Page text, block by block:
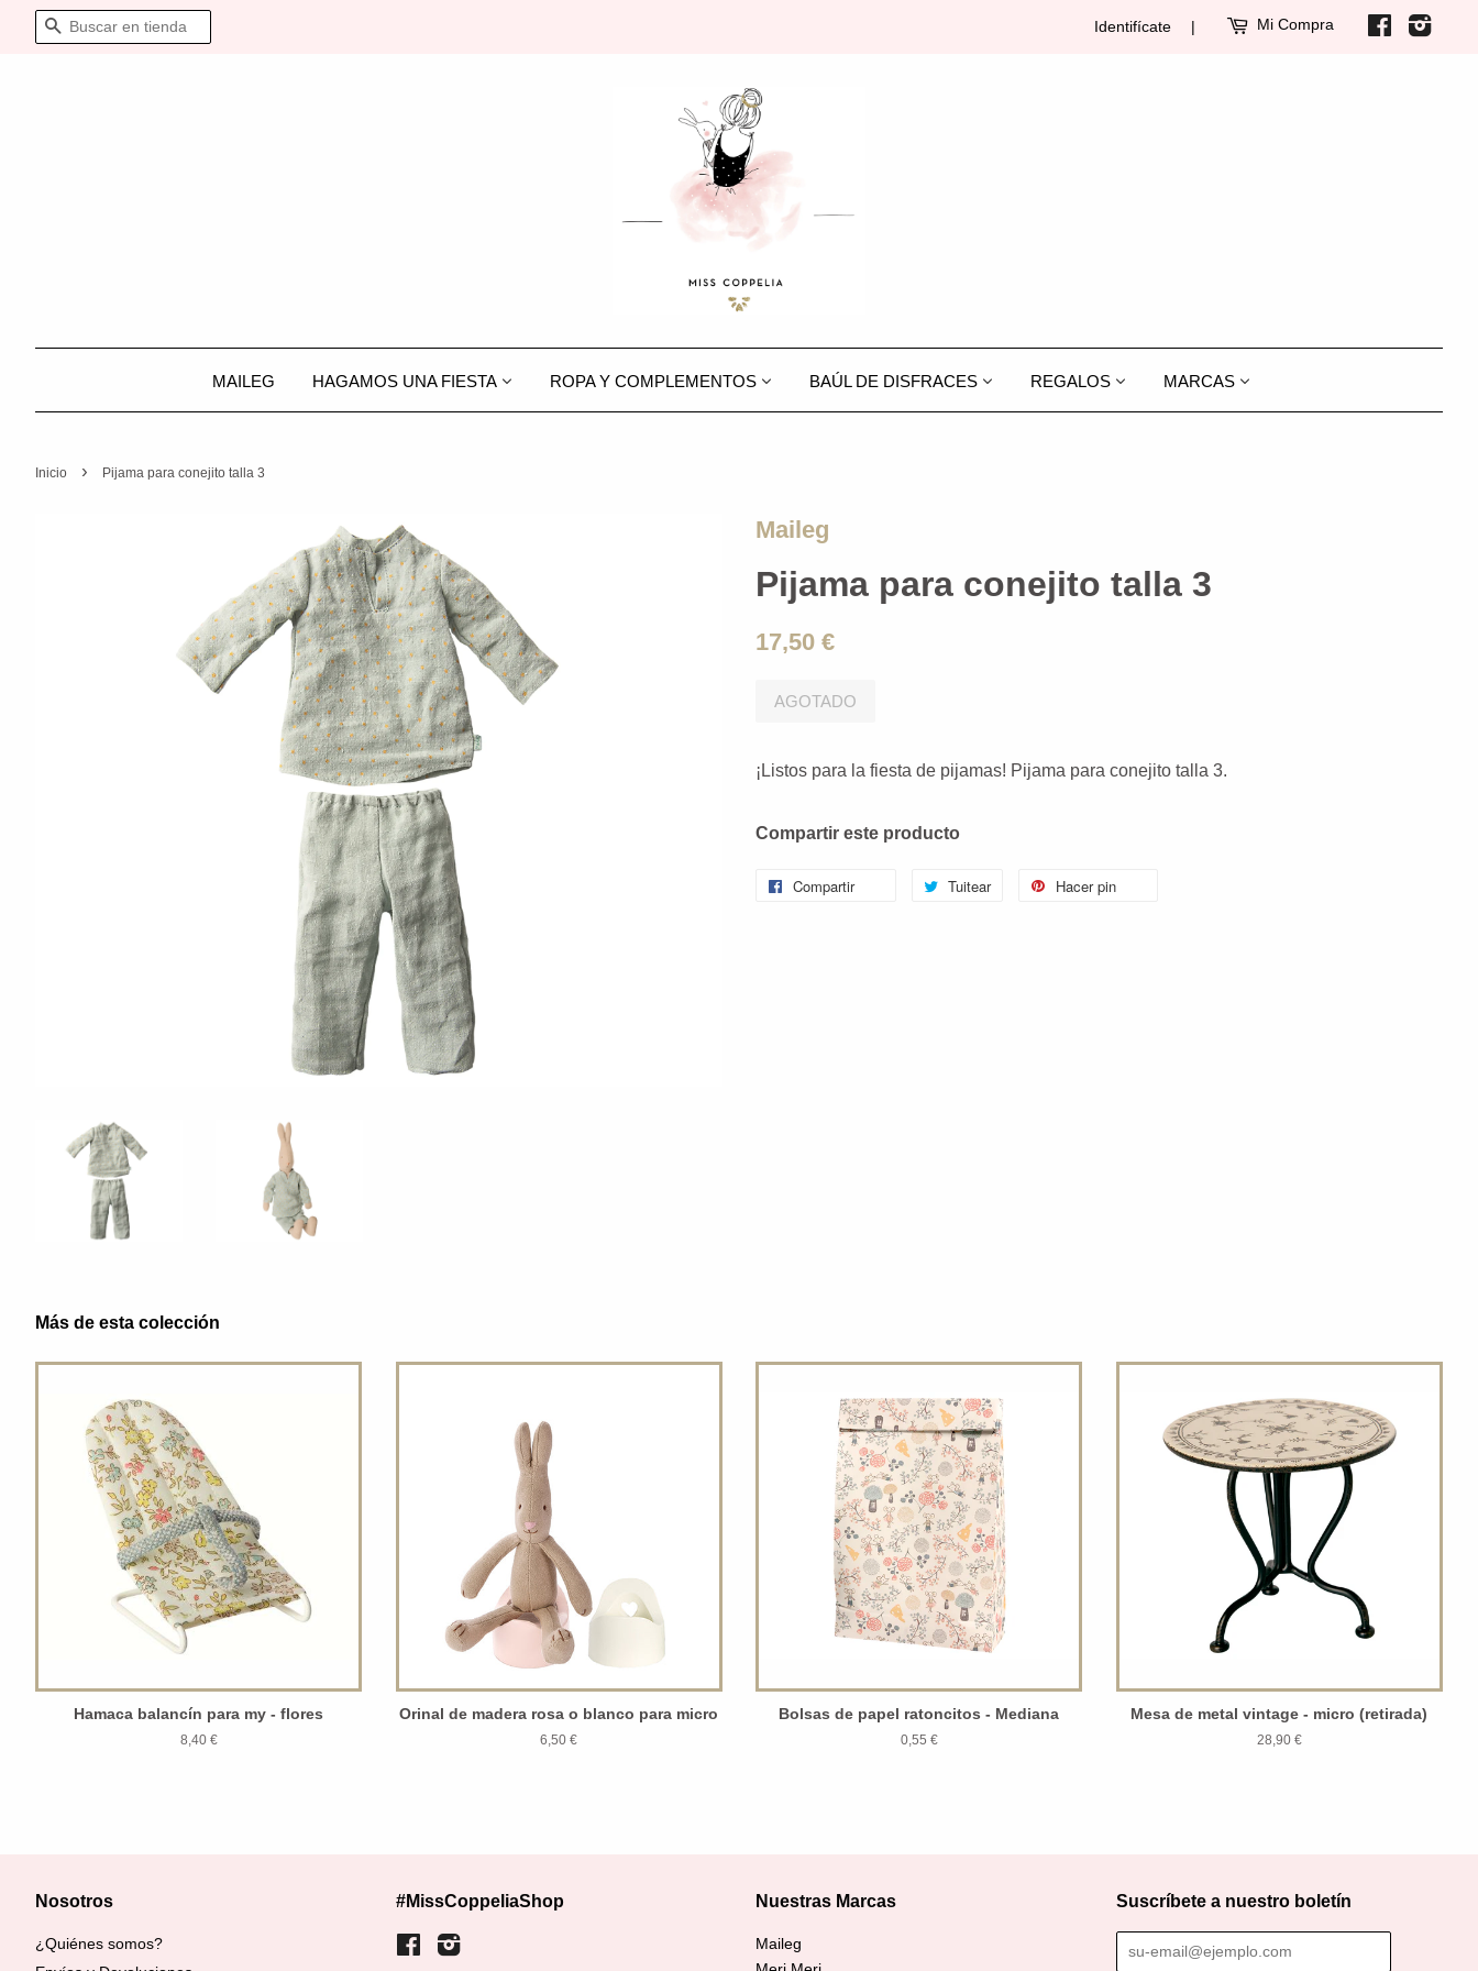
BUSCAR Identifícate | Mi Compra Facebook
MAILEG HAGAMOS UNA FIESTA ROPA Y COMPLEMENTOS BAÚL DE DISFRACES REGALOS MARCAS
Inicio › Pijama para conejito talla 3
Maileg
Pijama para conejito talla 3
17,50 €
AGOTADO
¡Listos para la fiesta de pijamas! Pijama para conejito talla 3.
Compartir este producto
Compartir Tuitear Hacer pin
Más de esta colección
Hamaca balancín para my - flores
8,40 €
Orinal de madera rosa o blanco para micro
6,50 €
Bolsas de papel ratoncitos - Mediana
0,55 €
Mesa de metal vintage - micro (retirada)
28,90 €
Nosotros
¿Quiénes somos?
#MissCoppeliaShop
FacebookInstagram
Nuestras Marcas
Maileg
Suscríbete a nuestro boletín